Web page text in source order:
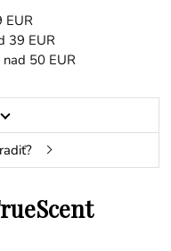
EUR
39 EUR
50 EUR